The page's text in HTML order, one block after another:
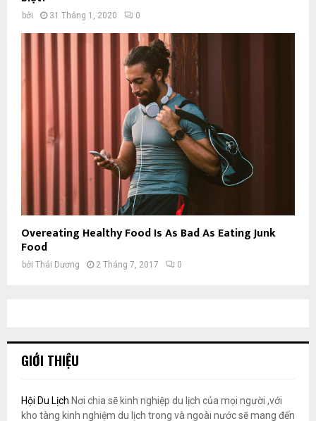
bởi 31 Tháng 1, 2020 0
Overeating Healthy Food Is As Bad As Eating Junk
Food
bởi Thái Dương 2 Tháng 7, 2017 0
GIỚI THIỆU
Hội Du Lịch Nơi chia sẽ kinh nghiệp du lịch của mọi người ,với
kho tàng kinh nghiệm du lịch trong và ngoài nước sẽ mang đến